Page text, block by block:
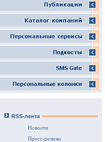
RSS-лента
Новости
Пресс-релизы